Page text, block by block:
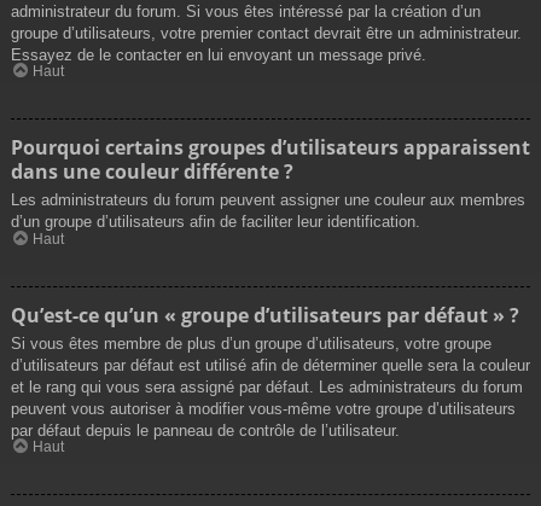
administrateur du forum. Si vous êtes intéressé par la création d’un
groupe d’utilisateurs, votre premier contact devrait être un administrateur.
Essayez de le contacter en lui envoyant un message privé.
Haut
Pourquoi certains groupes d’utilisateurs apparaissent
dans une couleur différente ?
Les administrateurs du forum peuvent assigner une couleur aux membres
d’un groupe d’utilisateurs afin de faciliter leur identification.
Haut
Qu’est-ce qu’un « groupe d’utilisateurs par défaut » ?
Si vous êtes membre de plus d’un groupe d’utilisateurs, votre groupe
d’utilisateurs par défaut est utilisé afin de déterminer quelle sera la couleur
et le rang qui vous sera assigné par défaut. Les administrateurs du forum
peuvent vous autoriser à modifier vous-même votre groupe d’utilisateurs
par défaut depuis le panneau de contrôle de l’utilisateur.
Haut